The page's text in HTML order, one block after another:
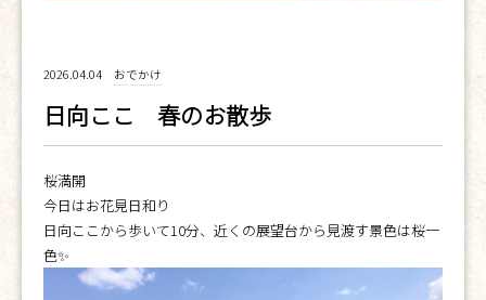
2026.04.04 おでかけ
日向ここ 春のお散歩
桜満開
今日はお花見日和り
日向ここから歩いて10分、近くの展望台から見渡す景色は桜一
色✨